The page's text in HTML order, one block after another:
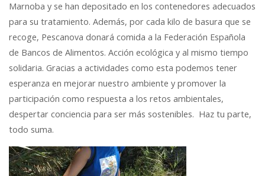
Marnoba y se han depositado en los contenedores adecuados
para su tratamiento. Además, por cada kilo de basura que se
recoge, Pescanova donará comida a la Federación Española
de Bancos de Alimentos. Acción ecológica y al mismo tiempo
solidaria. Gracias a actividades como esta podemos tener
esperanza en mejorar nuestro ambiente y promover la
participación como respuesta a los retos ambientales,
despertar conciencia para ser más sostenibles. Haz tu parte,
todo suma.